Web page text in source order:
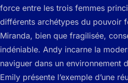
force entre les trois femmes
différents archétypes du pouvoir
Miranda, bien que fragilisée,
indéniable. Andy incarne la
naviguer dans un environnement
Emily présente l’exemple d’une